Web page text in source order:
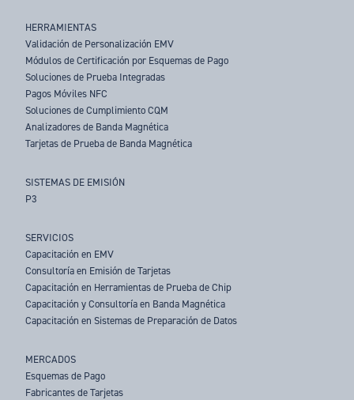
HERRAMIENTAS
Validación de Personalización EMV
Módulos de Certificación por Esquemas de Pago
Soluciones de Prueba Integradas
Pagos Móviles NFC
Soluciones de Cumplimiento CQM
Analizadores de Banda Magnética
Tarjetas de Prueba de Banda Magnética
SISTEMAS DE EMISIÓN
P3
SERVICIOS
Capacitación en EMV
Consultoría en Emisión de Tarjetas
Capacitación en Herramientas de Prueba de Chip
Capacitación y Consultoría en Banda Magnética
Capacitación en Sistemas de Preparación de Datos
MERCADOS
Esquemas de Pago
Fabricantes de Tarjetas